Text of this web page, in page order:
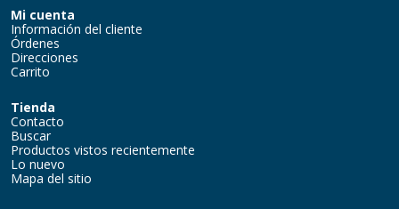
Mi cuenta
Información del cliente
Órdenes
Direcciones
Carrito
Tienda
Contacto
Buscar
Productos vistos recientemente
Lo nuevo
Mapa del sitio